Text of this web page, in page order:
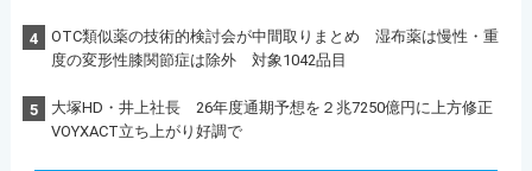
4
OTC類似薬の技術的検討会が中間取りまとめ 湿布薬は慢性・重
度の変形性膝関節症は除外 対象1042品目
5
大塚HD・井上社長 26年度通期予想を２兆7250億円に上方修正
VOYXACT立ち上がり好調で